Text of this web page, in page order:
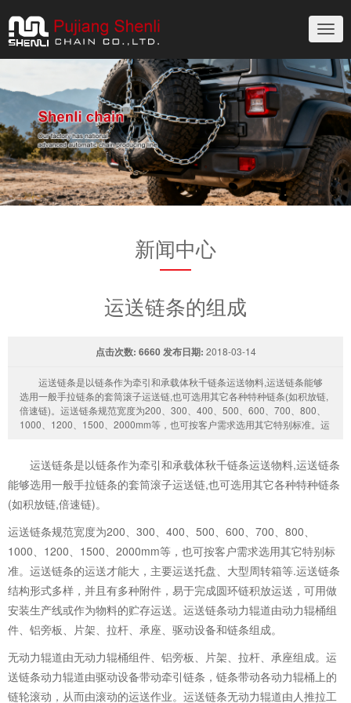
切
换
导
航
新闻中心
运送链条的组成
点击次数: 6660 发布日期: 2018-03-14
运送链条是以链条作为牵引和承载体秋千链条运送物料,运送链条能够
选用一般手拉链条的套筒滚子运送链,也可选用其它各种特种链条(如积放链,
倍速链)。运送链条规范宽度为200、300、400、500、600、700、800、
1000、1200、1500、2000mm等，也可按客户需求选用其它特别标准。运
运送链条是以链条作为牵引和承载体秋千链条运送物料,运送链条
能够选用一般手拉链条的套筒滚子运送链,也可选用其它各种特种链条
(如积放链,倍速链)。
运送链条规范宽度为200、300、400、500、600、700、800、
1000、1200、1500、2000mm等，也可按客户需求选用其它特别标
准。运送链条的运送才能大，主要运送托盘、大型周转箱等.运送链条
结构形式多样，并且有多种附件，易于完成圆环链积放运送，可用做
安装生产线或作为物料的贮存运送。运送链条动力辊道由动力辊桶组
件、铝旁板、片架、拉杆、承座、驱动设备和链条组成。
无动力辊道由无动力辊桶组件、铝旁板、片架、拉杆、承座组成。运
送链条动力辊道由驱动设备带动牵引链条，链条带动各动力辊桶上的
链轮滚动，从而由滚动的运送作业。运送链条无动力辊道由人推拉工